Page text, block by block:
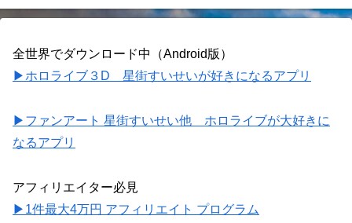
全世界でダウンロード中（Android版）
▶ホロライブ３D 星街すいせいが好きになるアプリ
▶ファンアート 星街すいせい他 ホロライブが大好きに
なるアプリ
アフィリエイター必見
▶1件最大4万円 アフィリエイト プログラム